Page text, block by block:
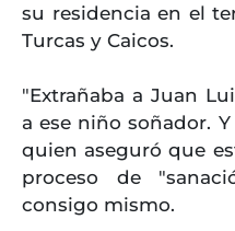
su residencia en el
Turcas y Caicos.
"Extrañaba a Juan
a ese niño soñador.
quien aseguró que
proceso de
consigo mismo.